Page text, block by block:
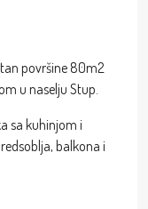
površine 80m2
u naselju Stup.
sa kuhinjom i
balkona i